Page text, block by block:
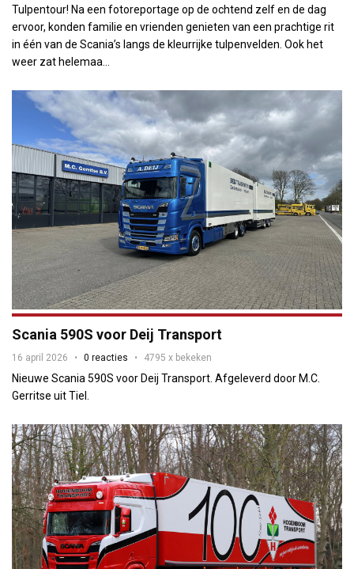
Tulpentour! Na een fotoreportage op de ochtend zelf en de dag
ervoor, konden familie en vrienden genieten van een prachtige rit
in één van de Scania’s langs de kleurrijke tulpenvelden. Ook het
weer zat helemaa...
Scania 590S voor Deij Transport
16 april 2026 0 reacties 4795 x bekeken
Nieuwe Scania 590S voor Deij Transport. Afgeleverd door M.C.
Gerritse uit Tiel.